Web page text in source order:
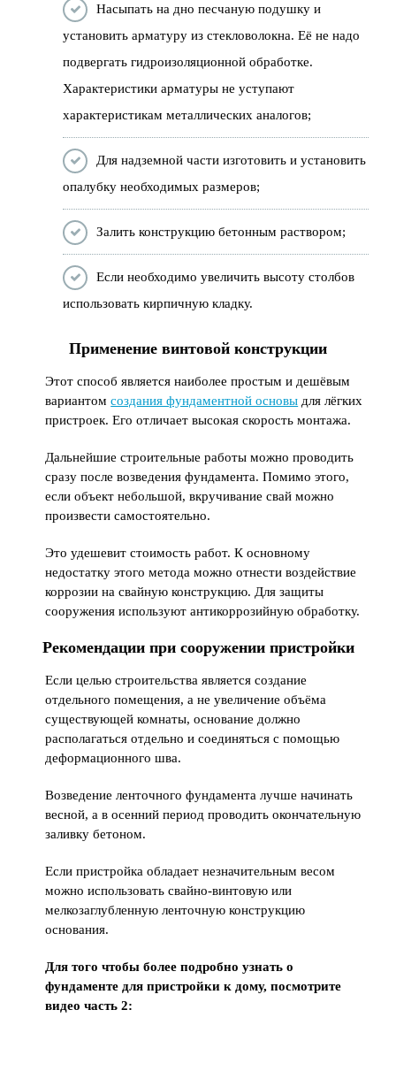
Насыпать на дно песчаную подушку и
установить арматуру из стекловолокна. Её не надо
подвергать гидроизоляционной обработке.
Характеристики арматуры не уступают
характеристикам металлических аналогов;
Для надземной части изготовить и установить
опалубку необходимых размеров;
Залить конструкцию бетонным раствором;
Если необходимо увеличить высоту столбов
использовать кирпичную кладку.
Применение винтовой конструкции
Этот способ является наиболее простым и дешёвым
вариантомсоздания фундаментной основы для лёгких
пристроек. Его отличает высокая скорость монтажа.
Дальнейшие строительные работы можно проводить
сразу после возведения фундамента. Помимо этого,
если объект небольшой, вкручивание свай можно
произвести самостоятельно.
Это удешевит стоимость работ. К основному
недостатку этого метода можно отнести воздействие
коррозии на свайную конструкцию. Для защиты
сооружения используют антикоррозийную обработку.
Рекомендации при сооружении пристройки
Если целью строительства является создание
отдельного помещения, а не увеличение объёма
существующей комнаты, основание должно
располагаться отдельно и соединяться с помощью
деформационного шва.
Возведение ленточного фундамента лучше начинать
весной, а в осенний период проводить окончательную
заливку бетоном.
Если пристройка обладает незначительным весом
можно использовать свайно-винтовую или
мелкозаглубленную ленточную конструкцию
основания.
Для того чтобы более подробно узнать о
фундаменте для пристройки к дому, посмотрите
видео часть 2: